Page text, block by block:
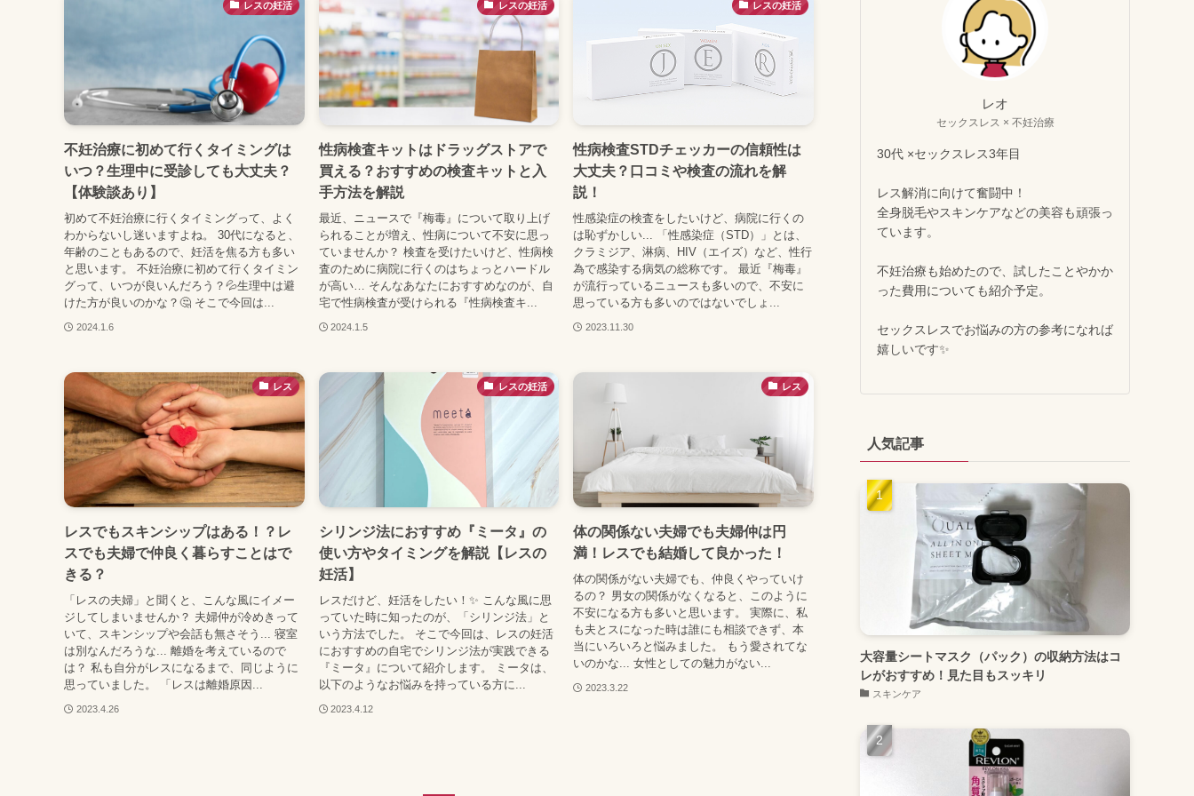
レスの妊活
不妊治療に初めて行くタイミングは
いつ？生理中に受診しても大丈夫？
【体験談あり】
初めて不妊治療に行くタイミングって、よく
わからないし迷いますよね。 30代になると、
年齢のこともあるので、妊活を焦る方も多い
と思います。 不妊治療に初めて行くタイミン
グって、いつが良いんだろう？💦生理中は避
けた方が良いのかな？🤔 そこで今回は...
2024.1.6
レスの妊活
性病検査キットはドラッグストアで
買える？おすすめの検査キットと入
手方法を解説
最近、ニュースで『梅毒』について取り上げ
られることが増え、性病について不安に思っ
ていませんか？ 検査を受けたいけど、性病検
査のために病院に行くのはちょっとハードル
が高い… そんなあなたにおすすめなのが、自
宅で性病検査が受けられる『性病検査キ...
2024.1.5
レスの妊活
性病検査STDチェッカーの信頼性は
大丈夫？口コミや検査の流れを解
説！
性感染症の検査をしたいけど、病院に行くの
は恥ずかしい... 「性感染症（STD）」とは、
クラミジア、淋病、HIV（エイズ）など、性行
為で感染する病気の総称です。 最近『梅毒』
が流行っているニュースも多いので、不安に
思っている方も多いのではないでしょ...
2023.11.30
レス
レスでもスキンシップはある！？レ
スでも夫婦で仲良く暮らすことはで
きる？
「レスの夫婦」と聞くと、こんな風にイメー
ジしてしまいませんか？ 夫婦仲が冷めきって
いて、スキンシップや会話も無さそう... 寝室
は別なんだろうな... 離婚を考えているので
は？ 私も自分がレスになるまで、同じように
思っていました。 「レスは離婚原因...
2023.4.26
レスの妊活
シリンジ法におすすめ『ミータ』の
使い方やタイミングを解説【レスの
妊活】
レスだけど、妊活をしたい！✨ こんな風に思
っていた時に知ったのが、「シリンジ法」と
いう方法でした。 そこで今回は、レスの妊活
におすすめの自宅でシリンジ法が実践できる
『ミータ』について紹介します。 ミータは、
以下のようなお悩みを持っている方に...
2023.4.12
レス
体の関係ない夫婦でも夫婦仲は円
満！レスでも結婚して良かった！
体の関係がない夫婦でも、仲良くやっていけ
るの？ 男女の関係がなくなると、このように
不安になる方も多いと思います。 実際に、私
も夫とスになった時は誰にも相談できず、本
当にいろいろと悩みました。 もう愛されてな
いのかな... 女性としての魅力がない...
2023.3.22
レオ
セックスレス × 不妊治療
30代 ×セックスレス3年目
レス解消に向けて奮闘中！
全身脱毛やスキンケアなどの美容も頑張っ
ています。
不妊治療も始めたので、試したことやかか
った費用についても紹介予定。
セックスレスでお悩みの方の参考になれば
嬉しいです✨
人気記事
大容量シートマスク（パック）の収納方法はコ
レがおすすめ！見た目もスッキリ
スキンケア